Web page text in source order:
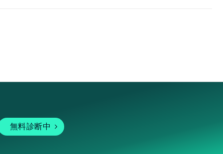
無料診断中